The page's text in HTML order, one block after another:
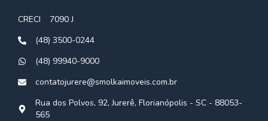
CRECI
7090 J
(48) 3500-0244
(48) 99940-9000
contatojurere@smolkaimoveis.com.br
Rua dos Polvos, 92, Jurerê, Florianópolis - SC - 88053-
565